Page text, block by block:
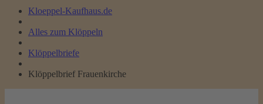
Kloeppel-Kaufhaus.de
Alles zum Klöppeln
Klöppelbriefe
Klöppelbrief Frauenkirche